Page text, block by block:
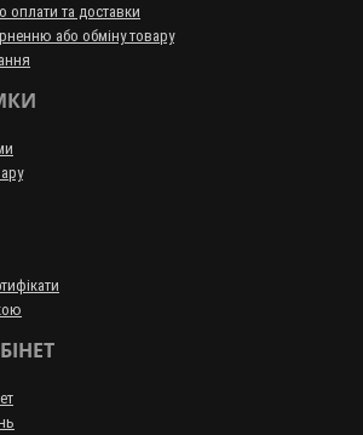
оплати та доставки
або обміну товару